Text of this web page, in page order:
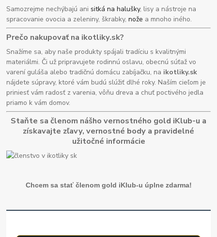
Samozrejme nechýbajú anisitká na halušky, lisy a nástroje na
spracovanie ovocia a zeleniny, škrabky,nože a mnoho iného.
Prečo nakupovať na ikotliky.sk?
Snažíme sa, aby naše produkty spájali tradíciu s kvalitnými
materiálmi. Či už pripravujete rodinnú oslavu, obecnú súťaž vo
varení guláša alebo tradičnú domácu zabíjačku, na ikotliky.sk
nájdete súpravy, ktoré vám budú slúžiť dlhé roky. Naším cieľom je
priniesť vám radosť z varenia, vôňu dreva a chuť poctivého jedla
priamo k vám domov.
Staňte sa členom nášho vernostného gold iKlub-u a
získavajte zľavy, vernostné body a pravidelné
užitočné informácie
Chcem sa stať členom gold iKlub-u úplne zdarma!